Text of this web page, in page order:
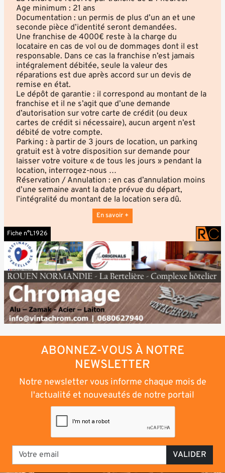
Age minimum : 21 ans
Documentation : un permis de plus d’un an et une
seconde pièce d’identité seront demandées.
Une franchise de 4000€ reste à la charge du
locataire en cas de vol ou de dommages dont il est
responsable. Dans ce cas la franchise n’est jamais
intégralement débitée, seule la valeur des
réparations est due après accord sur un devis de
remise en état.
Le dépôt de garantie : il correspond au montant de la
franchise et il ne s’agit que d’une demande
d’autorisation sur votre carte de crédit (ou deux
cartes de crédit si nécessaire), aucun argent n’est
débité de votre compte.
Parking : à partir de 3 jours de location, un parking
gratuit est à votre disposition sur demande pour
laisser votre voiture « de tous les jours » pendant la
location, interrogez-nous …
Réservation / Annulation : en cas d’annulation moins
d’une semaine avant la date prévue du départ,
l’intégralité du montant de la location sera dû.
En savoir +
Fiche n°L1926
ABONNEZ-VOUS À NOTRE
NEWSLETTER
Notre newsletter vous informe chaque mois de
l'actualité et nouveautés de notre portail
VALIDER